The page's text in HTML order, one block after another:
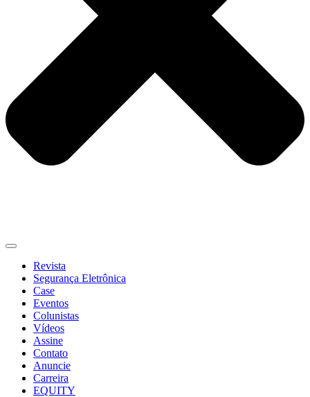
Revista
Segurança Eletrônica
Case
Eventos
Colunistas
Vídeos
Assine
Contato
Anuncie
Carreira
EQUITY